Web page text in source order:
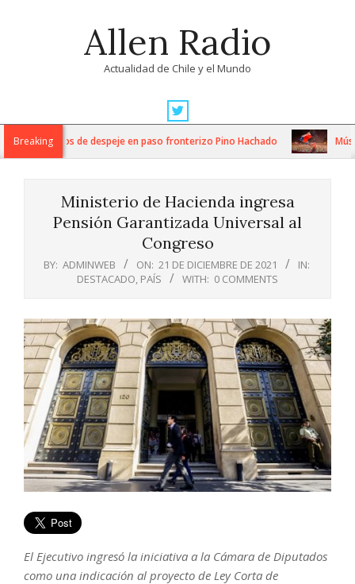
Allen Radio
Actualidad de Chile y el Mundo
Navigation
MenuBreaking
trabajos de despeje en paso fronterizo Pino Hachado
Ministerio de Hacienda ingresa
Pensión Garantizada Universal al
Congreso
BY: ADMINWEB ON: 21 DE DICIEMBRE DE 2021
IN:
DESTACADO, PAÍS WITH: 0 COMMENTS
El Ejecutivo ingresó la iniciativa a la Cámara de Diputados
como una indicación al proyecto de Ley Corta de